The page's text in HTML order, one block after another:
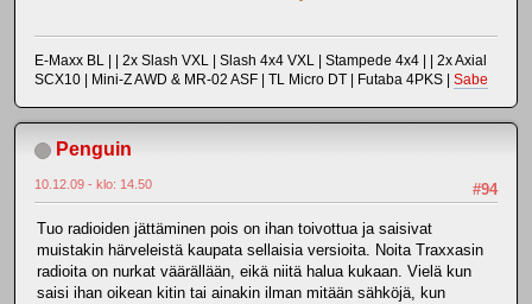
E-Maxx BL | | 2x Slash VXL | Slash 4x4 VXL | Stampede 4x4 | | 2x Axial
SCX10 | Mini-Z AWD & MR-02 ASF | TL Micro DT | Futaba 4PKS | Sabe
Penguin
#94
10.12.09 - klo: 14.50
Tuo radioiden jättäminen pois on ihan toivottua ja saisivat
muistakin härveleistä kaupata sellaisia versioita. Noita Traxxasin
radioita on nurkat väärällään, eikä niitä halua kukaan. Vielä kun
saisi ihan oikean kitin tai ainakin ilman mitään sähköjä, kun